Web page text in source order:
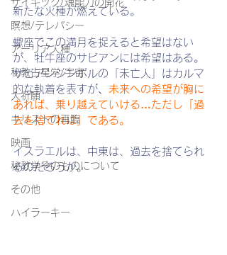
サイキック/魂能力の開花
瞑想/テレパシー
アーリア人種
秘教占星学/宇宙
大祈願
キリストの再臨
映画
秘教学そのものについて
その他
ハイラーキー
新たな火種が燃えている。
蠍座でこの満月を捉えると希望はない
が、牡牛座のサビアンには希望はある。
サビアンシンボルの「未亡人」はカルマ
的な執着を表すが、 未来への希望が胸に
あれば、乗り越えていける…ただし「過
去を捨てれば」である。
イスラエルは、中東は、過去を捨てられ
るのだろうか。